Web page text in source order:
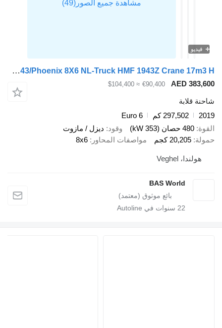
فيديو
Tatra Tatra Phoenix 8P6R43/Phoenix 8X6 NL-Truck HMF 1943Z Crane 17m3 H
AED
€90,400
≈ $104,400
قلابة
297,502 كم
Euro 6
480 حصان (353 kW) وقود
ديزل / مازوت
20,205 كجم مواصفات المحاور 8x6
هولندا، Veghel
BAS World
سنوات في Autoline